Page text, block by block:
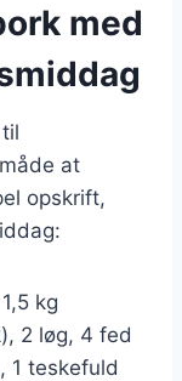
med
at
opskrift,
kg
2 løg, 4 fed
1 teskefuld